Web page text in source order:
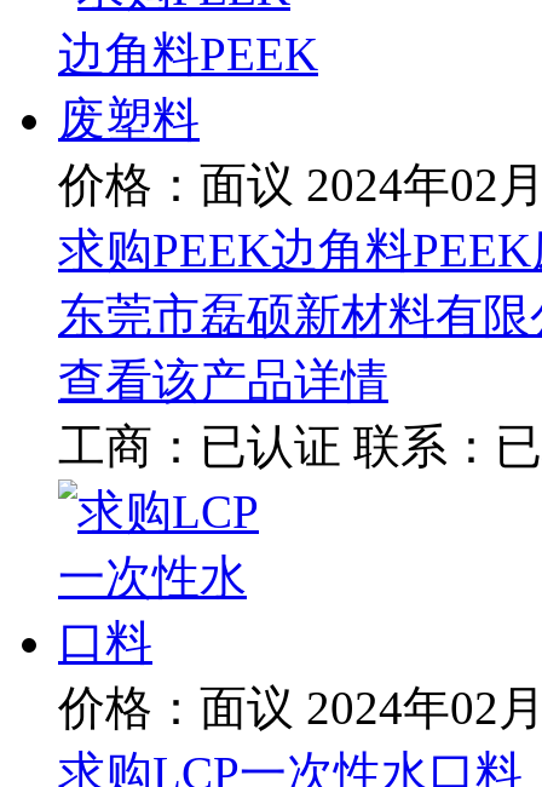
价格：面议 2024年02
求购PEEK边角料
东莞市磊硕新材料有限
查看该产品详情
工商： 已认证 联系：
价格：面议 2024年02
求购LCP一次性水口料